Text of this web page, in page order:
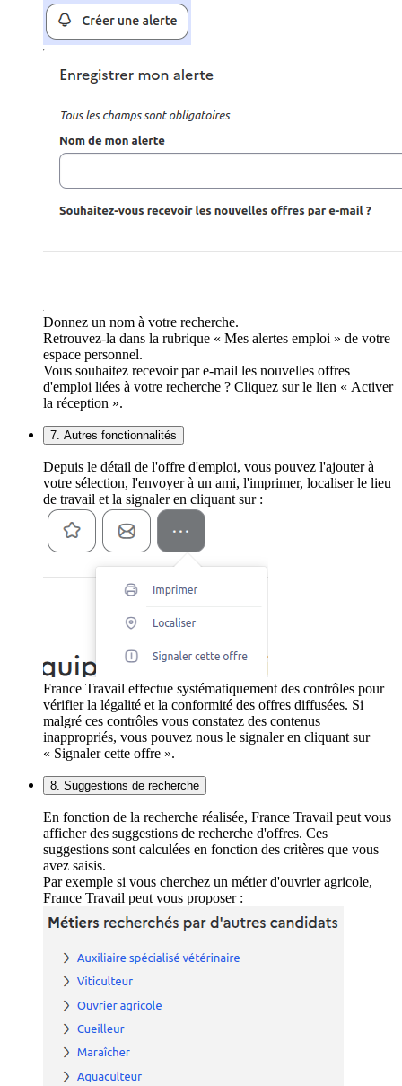
Donnez un nom à votre recherche.
Retrouvez-la dans la rubrique « Mes alertes emploi » de votre
espace personnel.
Vous souhaitez recevoir par e-mail les nouvelles offres
d'emploi liées à votre recherche ? Cliquez sur le lien « Activer
la réception ».
7. Autres fonctionnalités
Depuis le détail de l'offre d'emploi, vous pouvez l'ajouter à
votre sélection, l'envoyer à un ami, l'imprimer, localiser le lieu
de travail et la signaler en cliquant sur :
France Travail effectue systématiquement des contrôles pour
vérifier la légalité et la conformité des offres diffusées. Si
malgré ces contrôles vous constatez des contenus
inappropriés, vous pouvez nous le signaler en cliquant sur
« Signaler cette offre ».
8. Suggestions de recherche
En fonction de la recherche réalisée, France Travail peut vous
afficher des suggestions de recherche d'offres. Ces
suggestions sont calculées en fonction des critères que vous
avez saisis.
Par exemple si vous cherchez un métier d'ouvrier agricole,
France Travail peut vous proposer :